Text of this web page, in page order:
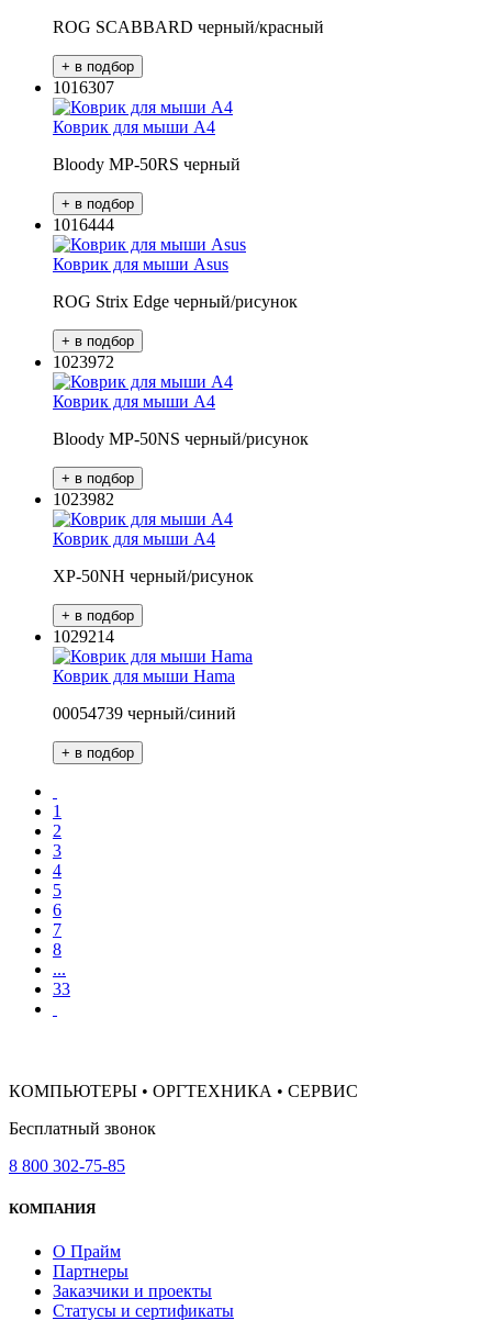
ROG SCABBARD черный/красный
1016307
Коврик для мыши A4
Bloody MP-50RS черный
1016444
Коврик для мыши Asus
ROG Strix Edge черный/рисунок
1023972
Коврик для мыши A4
Bloody MP-50NS черный/рисунок
1023982
Коврик для мыши A4
XP-50NH черный/рисунок
1029214
Коврик для мыши Hama
00054739 черный/синий
1
2
3
4
5
6
7
8
...
33
КОМПЬЮТЕРЫ • ОРГТЕХНИКА • СЕРВИС
Бесплатный звонок
8 800 302-75-85
КОМПАНИЯ
О Прайм
Партнеры
Заказчики и проекты
Статусы и сертификаты